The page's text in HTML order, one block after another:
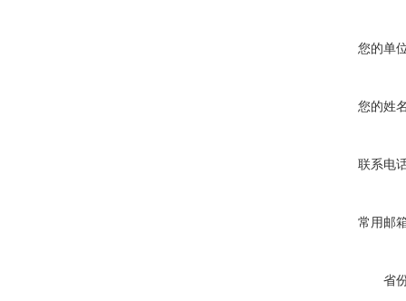
您的单
您的姓
联系电
常用邮
省